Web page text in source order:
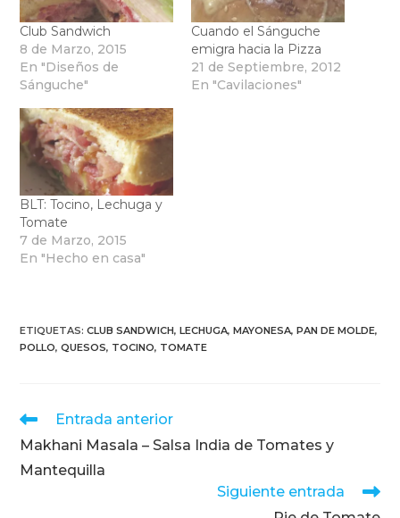
Club Sandwich
8 de Marzo, 2015
En "Diseños de
Sánguche"
Cuando el Sánguche
emigra hacia la Pizza
21 de Septiembre, 2012
En "Cavilaciones"
BLT: Tocino, Lechuga y
Tomate
7 de Marzo, 2015
En "Hecho en casa"
ETIQUETAS:CLUB SANDWICH, LECHUGA, MAYONESA, PAN DE MOLDE,
POLLO, QUESOS, TOCINO, TOMATE
Leer
artículos
Entrada anterior
Makhani Masala – Salsa India de Tomates y
Mantequilla
Siguiente entrada